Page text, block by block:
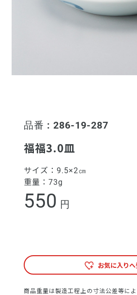
品番 : 286-19-287
福福3.0皿
サイズ： 9.5×2㎝
重量： 73g
550 円
お気に入り
商品重量は製造工程上の寸法公差等に